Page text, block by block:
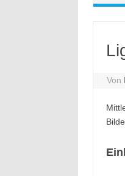
Von